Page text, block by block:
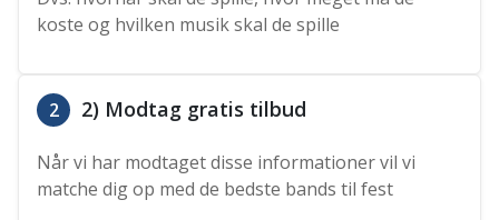
koste og hvilken musik skal de spille
2 2) Modtag gratis tilbud
Når vi har modtaget disse informationer vil vi
matche dig op med de bedste bands til fest